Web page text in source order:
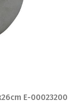
Ε-00023200